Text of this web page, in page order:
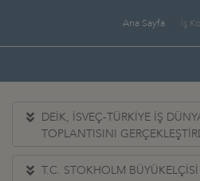
Ana Sayfa İş
DEİK, İSVEÇ-TÜRKİYE İŞ
TOPLANTISINI
T.C. STOKHOLM